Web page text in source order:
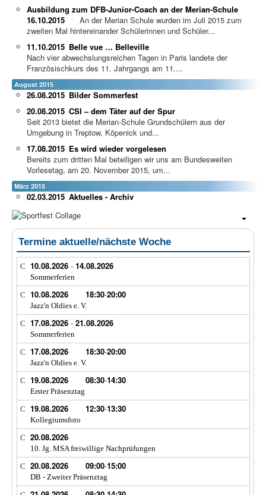
Ausbildung zum DFB-Junior-Coach an der Merian-Schule
16.10.2015
An der Merian Schule wurden im Juli 2015 zum
zweiten Mal hintereinander Schülerinnen und Schüler...
Belle vue … Belleville
11.10.2015
Nach vier abwechslungsreichen Tagen in Paris landete der
Französischkurs des 11. Jahrgangs am 11....
August 2015
Bilder Sommerfest
26.08.2015
CSI – dem Täter auf der Spur
20.08.2015
Seit 2013 bietet die Merian-Schule Grundschülern aus der
Umgebung in Treptow, Köpenick und...
Es wird wieder vorgelesen
17.08.2015
Bereits zum dritten Mal beteiligen wir uns am Bundesweiten
Vorlesetag, am 20. November 2015, um...
März 2015
Aktuelles - Archiv
02.03.2015
Termine aktuelle/nächste Woche
10.08.2026- 14.08.2026
Sommerferien
10.08.2026 18:30-20:00
Jazz'n Oldies e. V.
17.08.2026- 21.08.2026
Sommerferien
17.08.2026 18:30-20:00
Jazz'n Oldies e. V.
19.08.2026 08:30-14:30
Erster Präsenztag
19.08.2026 12:30-13:30
Kollegiumsfoto
20.08.2026
10. Jg. MSA freiwillige Nachprüfungen
20.08.2026 09:00-15:00
DB - Zweiter Präsenztag